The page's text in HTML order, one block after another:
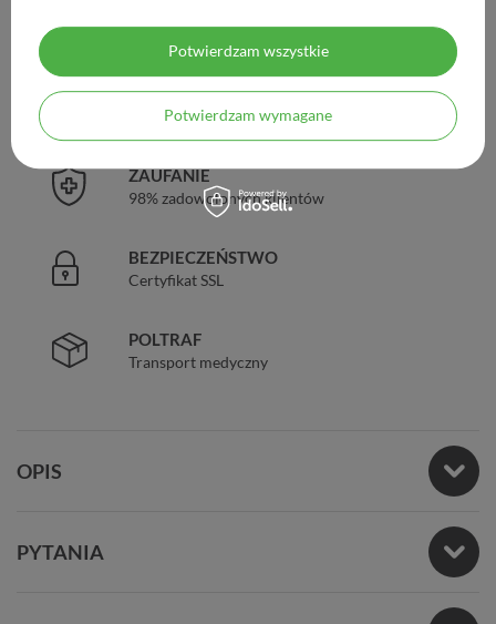
DOŚWIADCZENIE
Legalna apteka od 2006 r.
ZAUFANIE
98% zadowolonych klientów
BEZPIECZEŃSTWO
Certyfikat SSL
POLTRAF
Transport medyczny
OPIS
PYTANIA
Potwierdzam wymagane
Potwierdzam wszystkie